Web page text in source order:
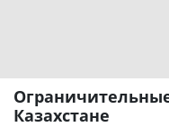
Казахстане